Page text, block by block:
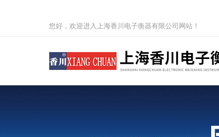
您好，欢迎进入上海香川电子衡器有限公司网站！